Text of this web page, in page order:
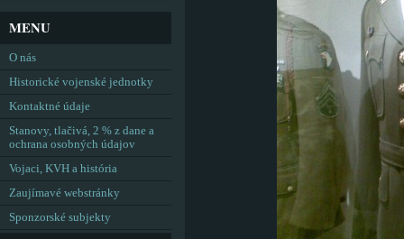
MENU
O nás
Historické vojenské jednotky
Kontaktné údaje
Stanovy, tlačivá, 2 % z dane a
ochrana osobných údajov
Vojaci, KVH a história
Zaujímavé webstránky
Sponzorské subjekty